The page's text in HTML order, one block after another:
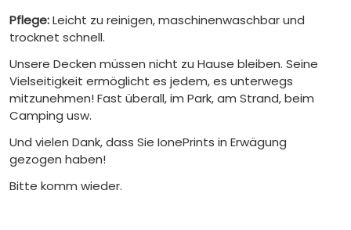
Pflege:Leicht zu reinigen, maschinenwaschbar und
trocknet schnell.
Unsere Decken müssen nicht zu Hause bleiben. Seine
Vielseitigkeit ermöglicht es jedem, es unterwegs
mitzunehmen! Fast überall, im Park, am Strand, beim
Camping usw.
Und vielen Dank, dass Sie IonePrints in Erwägung
gezogen haben!
Bitte komm wieder.